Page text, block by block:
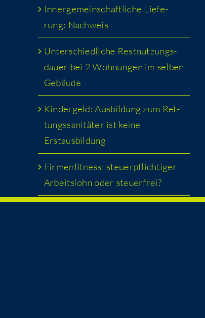
Inner­ge­mein­schaft­li­che Lie­fe­
rung: Nachweis
Unter­schied­li­che Rest­nut­zungs­
dau­er bei 2 Woh­nun­gen im sel­ben
Gebäude
Kin­der­geld: Aus­bil­dung zum Ret­
tungs­sa­ni­tä­ter ist kei­ne
Erstausbildung
Fir­men­fit­ness: steu­er­pflich­ti­ger
Arbeits­lohn oder steuerfrei?